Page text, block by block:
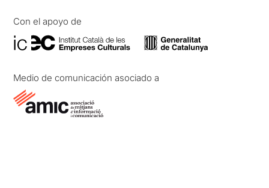
Con el apoyo de
Medio de comunicación asociado a